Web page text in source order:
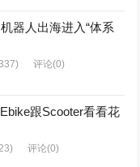
器人出海进入“体系
评论(0)
跟Scooter看看花
评论(0)